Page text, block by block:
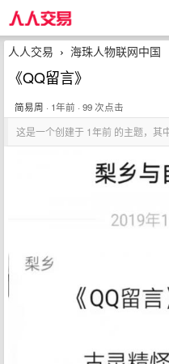
人人交易 › 海珠人物联网中国
《QQ留言》
简易周 · 1年前 · 99 次点击
这是一个创建于 1年前 的主题，其